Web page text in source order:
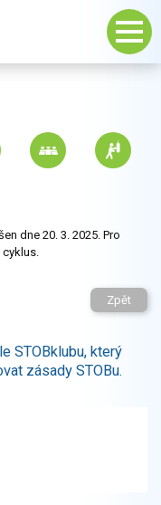
dne 20. 3. 2025. Pro
cyklus.
Zpět
STOBklubu, který
zásady STOBu.